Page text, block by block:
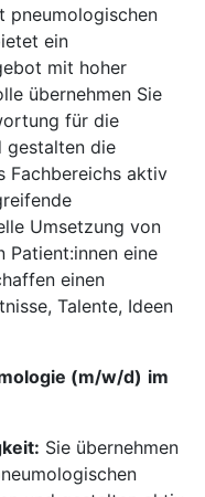
pneumologischen
ein
mit hoher
übernehmen Sie
für die
gestalten die
Fachbereichs aktiv
Umsetzung von
Patient:innen eine
einen
Talente, Ideen
(m/w/d) im
Sie übernehmen